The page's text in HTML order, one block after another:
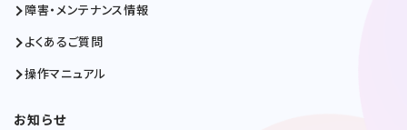
障害・メンテナンス情報
よくあるご質問
操作マニュアル
お知らせ